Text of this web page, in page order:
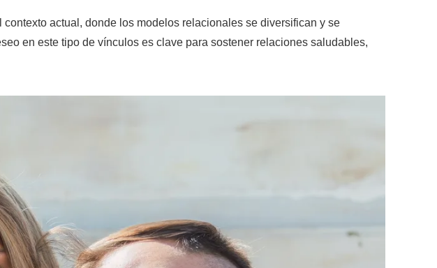
actual, donde los modelos relacionales se diversifican y se
en este tipo de vínculos es clave para sostener relaciones saludables,